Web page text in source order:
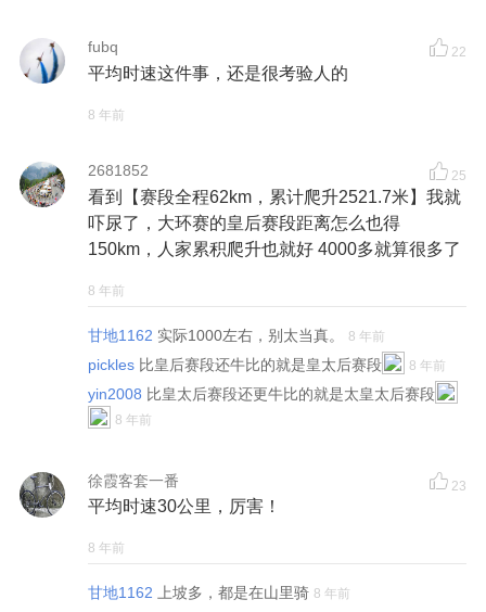
fubq 22
平均时速这件事，还是很考验人的
8 年前
2681852 25
看到【赛段全程62km，累计爬升2521.7米】我就
吓尿了，大环赛的皇后赛段距离怎么也得
150km，人家累积爬升也就好 4000多就算很多了
8 年前
甘地1162 实际1000左右，别太当真。 8 年前
pickles 比皇后赛段还牛比的就是皇太后赛段 8 年前
yin2008 比皇太后赛段还更牛比的就是太皇太后赛段
8 年前
徐霞客套一番 23
平均时速30公里，厉害！
8 年前
甘地1162 上坡多，都是在山里骑 8 年前